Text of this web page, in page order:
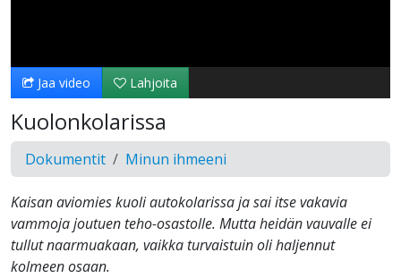
Jaa video Lahjoita
Kuolonkolarissa
Dokumentit Minun ihmeeni
Kaisan aviomies kuoli autokolarissa ja sai itse vakavia
vammoja joutuen teho-osastolle. Mutta heidän vauvalle ei
tullut naarmuakaan, vaikka turvaistuin oli haljennut
kolmeen osaan.